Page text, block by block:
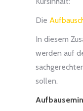
Die
In diesem
werden auf
sollen.